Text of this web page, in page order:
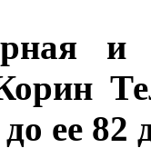
и
ее 82